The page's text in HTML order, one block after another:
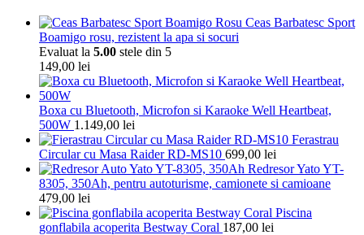
Ceas Barbatesc Sport
Boamigo rosu, rezistent la apa si socuri
Evaluat la 5.00 stele din 5
149,00 lei
Boxa cu Bluetooth, Microfon si Karaoke Well Heartbeat,
500W 1.149,00 lei
Ferastrau
Circular cu Masa Raider RD-MS10 699,00 lei
Redresor Yato YT-
8305, 350Ah, pentru autoturisme, camionete si camioane
479,00 lei
Piscina
gonflabila acoperita Bestway Coral 187,00 lei